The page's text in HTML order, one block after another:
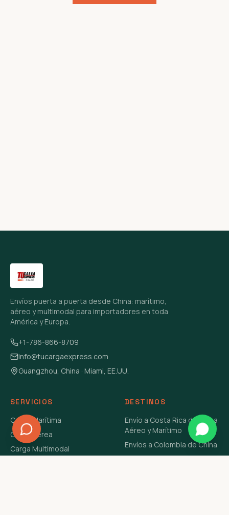
Envíos puerta a puerta desde China: marítimo,
aéreo y multimodal para importadores en toda
América y Europa.
+1-786-866-8709
info@tucargaexpress.com
Guangzhou, China · Miami, EE.UU.
SERVICIOS
Carga Marítima
Carga Aérea
Carga Multimodal
DESTINOS
Envío a Costa Rica de China
Aéreo y Marítimo
Envíos a Colombia de China